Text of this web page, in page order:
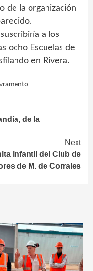
de la organización
a los
ocho Escuelas de
en Rivera.
de la
Next
infantil del Club de
de M. de Corrales